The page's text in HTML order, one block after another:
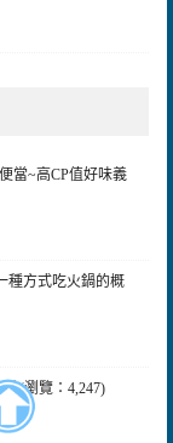
當~高CP值好味義
種方式吃火鍋的概
(瀏覽：4,247)